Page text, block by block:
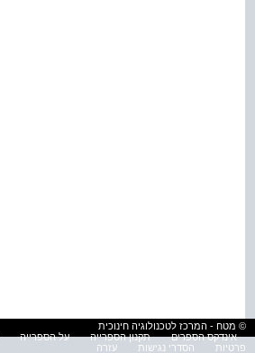
© מטח - המרכז לטכנולוגיה חינוכית
אינדקס הספרים
תקנון הספרייה על הספרייה
פרטיות
הסדרי נגישות עזרה